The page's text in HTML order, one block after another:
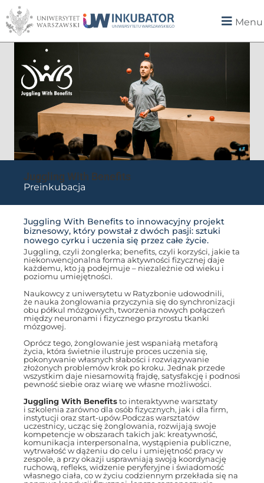
Menu
Juggling With Benefits
Preinkubacja
Juggling With Benefits to innowacyjny projekt
biznesowy, który powstał z dwóch pasji: sztuki
nowego cyrku i uczenia się przez całe życie.
Juggling, czyli żonglerka; benefits, czyli korzyści, jakie ta
niekonwencjonalna forma aktywności fizycznej daje
każdemu, kto ją podejmuje – niezależnie od wieku i
poziomu umiejętności.
Naukowcy z uniwersytetu w Ratyzbonie udowodnili,
że nauka żonglowania przyczynia się do synchronizacji
obu półkul mózgowych, tworzenia nowych połączeń
między neuronami i fizycznego przyrostu tkanki
mózgowej.
Oprócz tego, żonglowanie jest wspaniałą metaforą
życia, która świetnie ilustruje proces uczenia się,
pokonywanie własnych słabości i rozwiązywanie
złożonych problemów krok po kroku. Jednak przede
wszystkim daje niesamowitą frajdę, satysfakcję i podnosi
pewność siebie oraz wiarę we własne możliwości.
Juggling With Benefits to interaktywne warsztaty
i szkolenia zarówno dla osób fizycznych, jak i dla firm,
instytucji oraz start-upów.Podczas warsztatów
uczestnicy, ucząc się żonglowania, rozwijają swoje
kompetencje w obszarach takich jak: kreatywność,
komunikacja interpersonalna, wystąpienia publiczne,
wytrwałość w dążeniu do celu i umiejętność pracy w
zespole, a przy okazji usprawniają swoją koordynację
ruchową, refleks, widzenie peryferyjne i świadomość
własnego ciała, co w życiu codziennym przekłada się na